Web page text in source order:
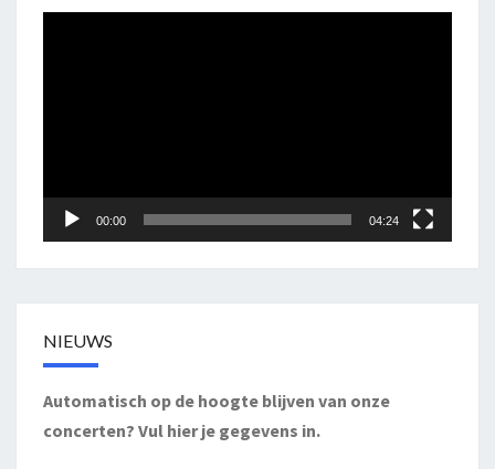
00:00 04:24
NIEUWS
Automatisch op de hoogte blijven van onze
concerten? Vul hier je gegevens in.